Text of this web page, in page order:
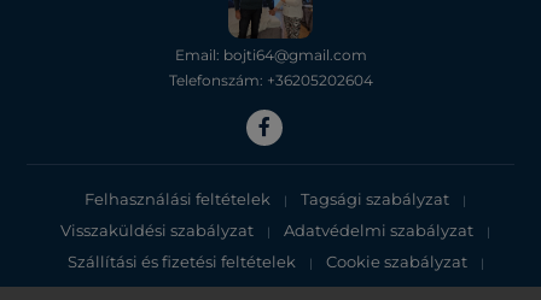
Email: bojti64@gmail.com
Telefonszám: +36205202604
Felhasználási feltételek | Tagsági szabályzat |
Visszaküldési szabályzat | Adatvédelmi szabályzat |
Szállítási és fizetési feltételek | Cookie szabályzat |
Adatvédelmi tájékoztató